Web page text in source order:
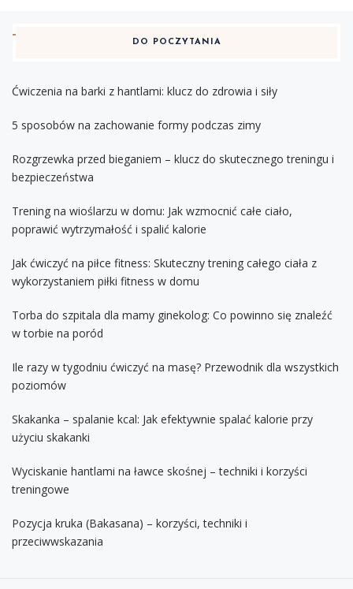
DO POCZYTANIA
Ćwiczenia na barki z hantlami: klucz do zdrowia i siły
5 sposobów na zachowanie formy podczas zimy
Rozgrzewka przed bieganiem – klucz do skutecznego treningu i
bezpieczeństwa
Trening na wioślarzu w domu: Jak wzmocnić całe ciało,
poprawić wytrzymałość i spalić kalorie
Jak ćwiczyć na piłce fitness: Skuteczny trening całego ciała z
wykorzystaniem piłki fitness w domu
Torba do szpitala dla mamy ginekolog: Co powinno się znaleźć
w torbie na poród
Ile razy w tygodniu ćwiczyć na masę? Przewodnik dla wszystkich
poziomów
Skakanka – spalanie kcal: Jak efektywnie spalać kalorie przy
użyciu skakanki
Wyciskanie hantlami na ławce skośnej – techniki i korzyści
treningowe
Pozycja kruka (Bakasana) – korzyści, techniki i
przeciwwskazania